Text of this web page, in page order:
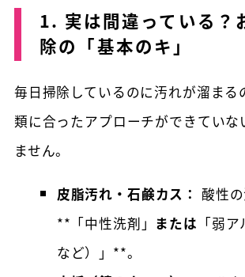
1. 実は間違っている？
除の「基本のキ」
毎日掃除しているのに汚れが溜まる
類に合ったアプローチができていな
ません。
皮脂汚れ・石鹸カス： 酸性
**「中性洗剤」 または 「弱
など）」**。